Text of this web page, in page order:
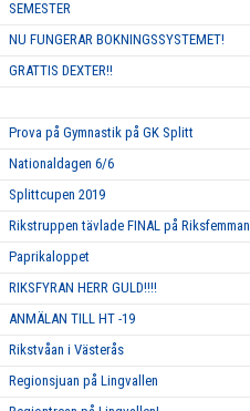
SEMESTER
NU FUNGERAR BOKNINGSSYSTEMET!
GRATTIS DEXTER!!
Prova på Gymnastik på GK Splitt
Nationaldagen 6/6
Splittcupen 2019
Rikstruppen tävlade FINAL på Riksfemman
Paprikaloppet
RIKSFYRAN HERR GULD!!!!
ANMÄLAN TILL HT -19
Rikstvåan i Västerås
Regionsjuan på Lingvallen